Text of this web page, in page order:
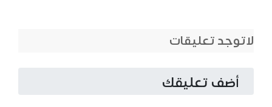
لاتوجد تعليقات
أضف تعليقك